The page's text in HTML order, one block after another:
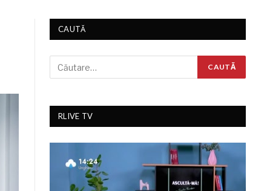
CAUTĂ
RLIVE TV